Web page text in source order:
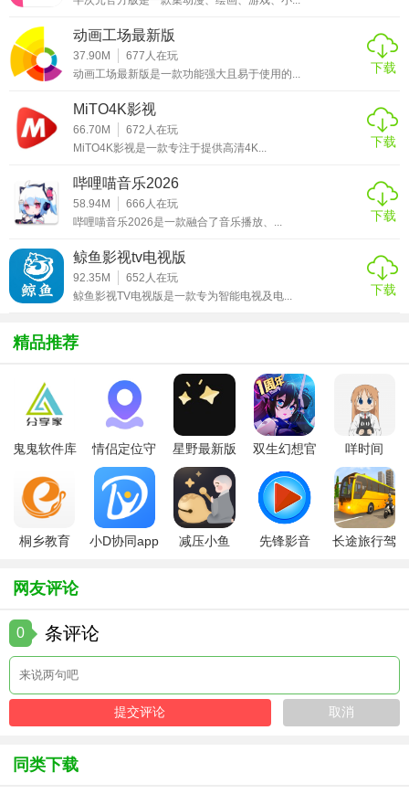
排序。
3. 多源切换：遇到播放问题时，可尝试切换播放源，以获得
4. 离线下载：支持将喜欢的节目下载至本地，随时离线观
【奈斯TV去广告版亮点】
1. 无广告观看：彻底消除视频播放前的广告，提升观看体
验。
2. 丰富资源：涵盖国内外热门影视资源，持续更新。
络环境。
4. 智能推荐：根据用户观看习惯，智能推送个性化内容。
5. 简洁界面：界面设计简洁明了，操作便捷。
【奈斯TV去广告版用法】
1. 下载安装：从官方渠道下载奈斯TV去广告版安装包，完成
安装后打开应用。
2. 注册登录：可选择手机号注册或第三方账号登录，完成账
4. 播放与设置：点击节目封面进入播放页面，调整画质、音
量等设置，开始观看。
5. 离线下载：选择支持下载的节目，点击“下载”按钮进行离线
缓存。
【奈斯TV去广告版测评】
动画工场最新版
37.90M 677 人在玩
动画工场最新版是一款功能强大且易于使用的...
下载
MiTO4K影视
66.70M 672 人在玩
MiTO4K影视是一款专注于提供高清4K...
下载
哔哩喵音乐2026
58.94M 666 人在玩
哔哩喵音乐2026是一款融合了音乐播放、...
下载
鲸鱼影视tv电视版
92.35M 652 人在玩
鲸鱼影视TV电视版是一款专为智能电视及电...
下载
精品推荐
鬼鬼软件库
情侣定位守
护软件
星野最新版
双生幻想官
咩时间
桐乡教育
小D协同app
减压小鱼
先锋影音
长途旅行驾
网友评论
0 条评论
同类下载